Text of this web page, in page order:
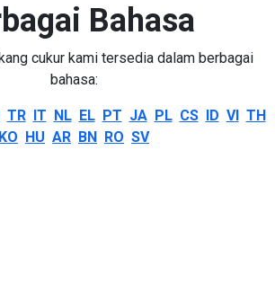
Bahasa
cukur kami tersedia dalam berbagai
bahasa:
TR IT NL EL PT JA PL CS ID VI TH
KO HU AR BN RO SV